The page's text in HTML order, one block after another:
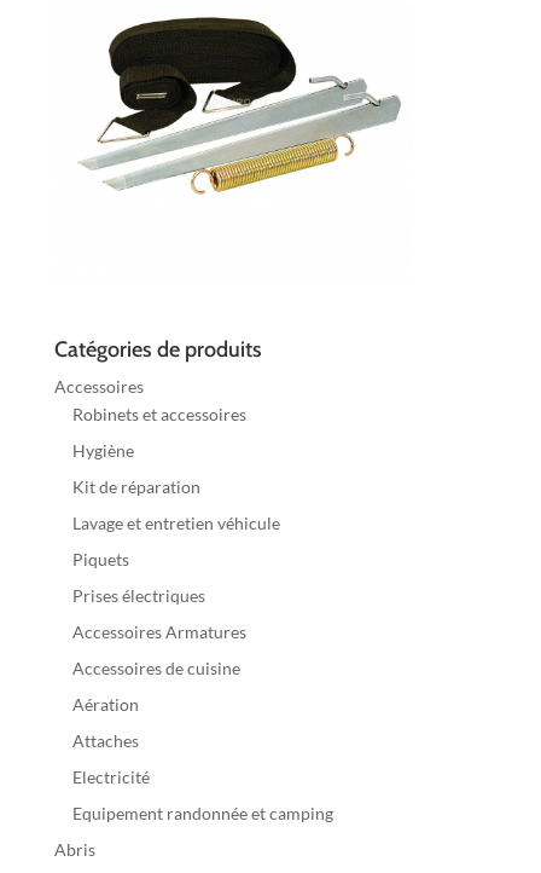
Catégories de produits
Accessoires
Robinets et accessoires
Hygiène
Kit de réparation
Lavage et entretien véhicule
Piquets
Prises électriques
Accessoires Armatures
Accessoires de cuisine
Aération
Attaches
Electricité
Equipement randonnée et camping
Abris